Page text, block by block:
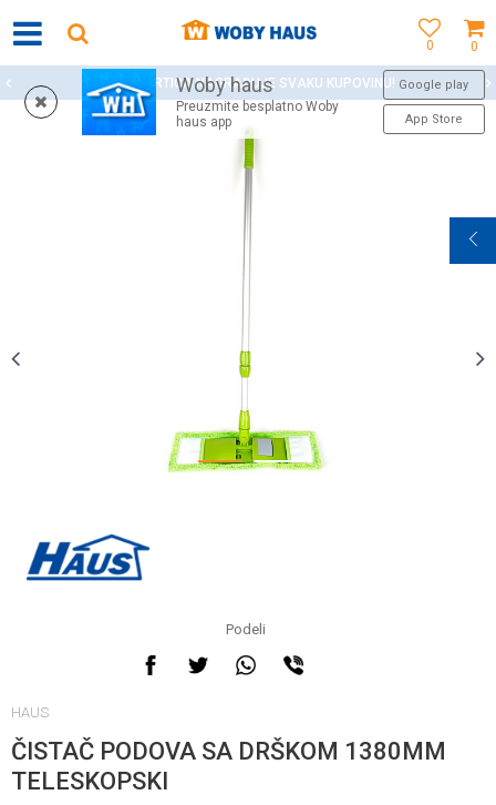
0
0
Woby haus
Preuzmite besplatno Woby
haus app
Google play
App Store
WOBY KARTICA NAGRAĐUJE SVAKU KUPOVINU!
1 2
Podeli
HAUS
ČISTAČ PODOVA SA DRŠKOM 1380MM
TELESKOPSKI